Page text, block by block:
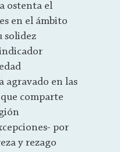
ostenta el
en el ámbito
solidez
agravado en las
comparte
por
y rezago